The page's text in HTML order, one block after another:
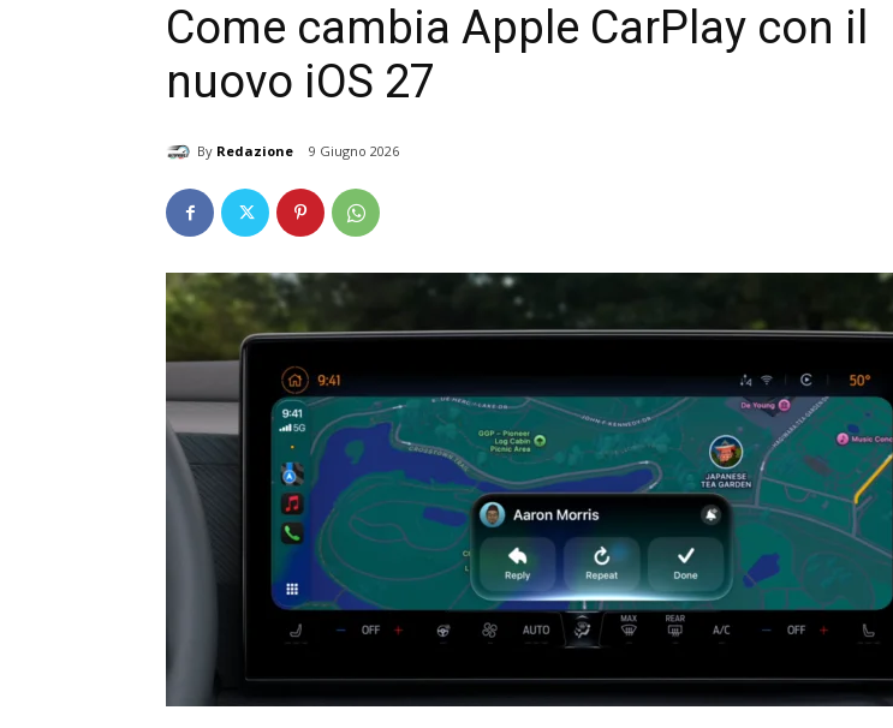
Come cambia Apple CarPlay con il
nuovo iOS 27
By Redazione 9 Giugno 2026